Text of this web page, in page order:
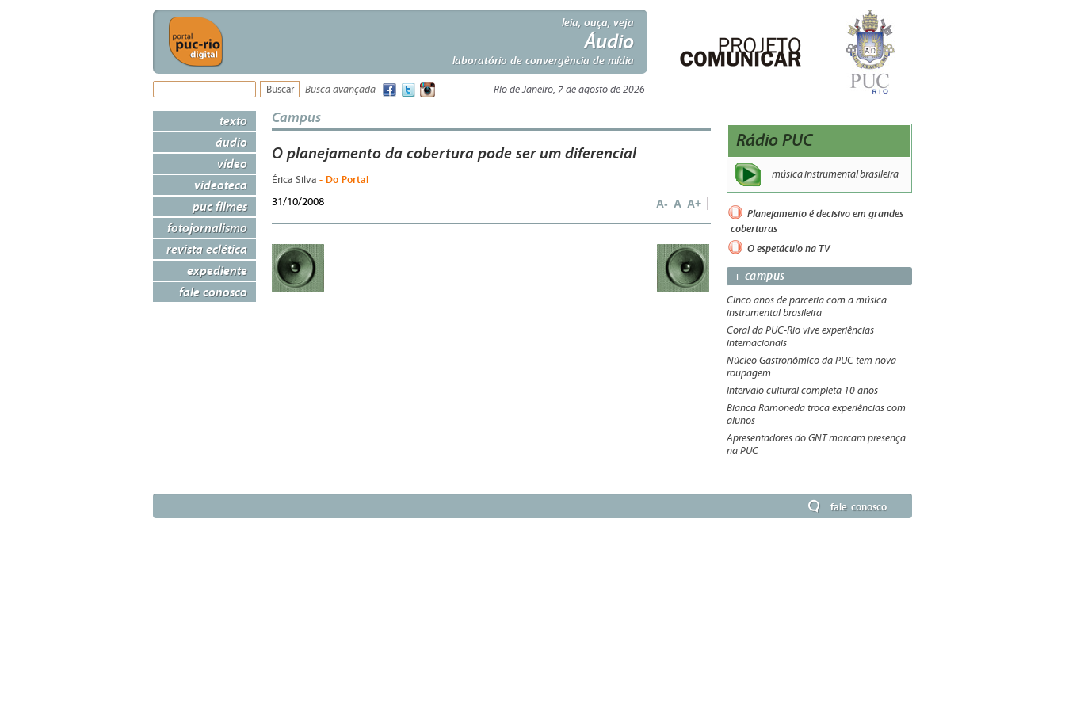
leia, ouça, veja
Áudio
laboratório de convergência de mídia
Busca avançada Rio de Janeiro, 7 de agosto de 2026
texto
áudio
vídeo
videoteca
puc filmes
fotojornalismo
revista eclética
expediente
fale conosco
Campus
O planejamento da cobertura pode ser um diferencial
Érica Silva - Do Portal
31/10/2008 A- A A+
Rádio PUC
música instrumental brasileira
Planejamento é decisivo em grandes
coberturas
O espetáculo na TV
+ campus
Cinco anos de parceria com a música
instrumental brasileira
Coral da PUC-Rio vive experiências
internacionais
Núcleo Gastronômico da PUC tem nova
roupagem
Intervalo cultural completa 10 anos
Bianca Ramoneda troca experiências com
alunos
Apresentadores do GNT marcam presença
na PUC
fale conosco